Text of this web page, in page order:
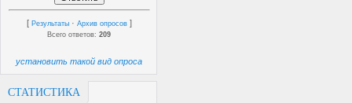
[ Результаты · Архив опросов ]
Всего ответов:209
установить такой вид опроса
СТАТИСТИКА